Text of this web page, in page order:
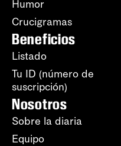
Humor
Crucigramas
Beneficios
Listado
Tu ID (número de
suscripción)
Nosotros
Sobre la diaria
Equipo